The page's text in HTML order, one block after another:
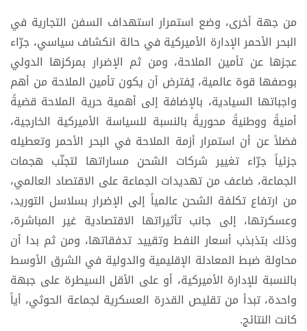
من جهة أخرى، وضع استمرار استهداف السفن التجارية في
البحر الأحمر الإدارة الأميركية في حالة انكشاف سياسي، جرّاء
عجزها عن تأمين الملاحة، ومن ثم الإضرار بمركزها الدولي
بوصفها قوة عالمية، يُفترض أن يكون تأمين الملاحة من أهم
واجباتها السيادية، بالإضافة إلى أهمية حرية الملاحة قضيةً
أمنيةً ووطنيةً محوريةً بالنسبة للسياسة الأميركية الخارجية،
فضلاً عن أن استمرار أزمة الملاحة في البحر الأحمر وتعطيله
جزئياً جرّاء تغيير شركات الشحن مساراتها لتجنّب هجمات
الجماعة، ضاعف من تهديدات الجماعة على الاقتصاد العالمي،
من ارتفاع تكلفة الشحن عالمياً إلى الإضرار بسلاسل التوريد،
وعسكرتها، إلى جانب تأثيراتها الاقتصادية غير المباشرة،
وذلك بتذبذب أسعار النفط وتقييد تدفقاتها، ومن ثم بدا أن
محاولة ضبط المعادلة الإقليمية والدولية في الشرق الأوسط
بالنسبة للإدارة الأميركية، أو على الأقل السيطرة على جبهة
واحدة، تبدأ من تقليص القدرة العسكرية لجماعة الحوثي، أياً
كانت النتائج.